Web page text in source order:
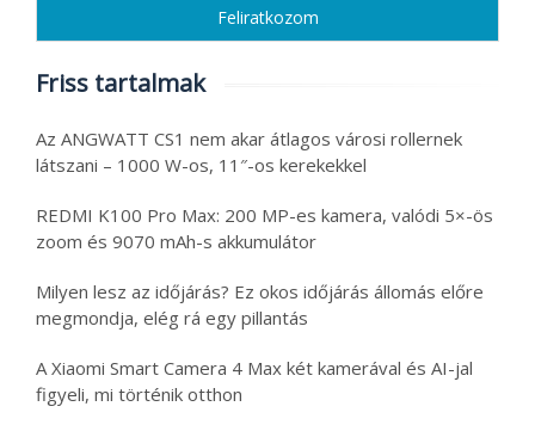
Friss tartalmak
Az ANGWATT CS1 nem akar átlagos városi rollernek
látszani – 1000 W-os, 11″-os kerekekkel
REDMI K100 Pro Max: 200 MP-es kamera, valódi 5×-ös
zoom és 9070 mAh-s akkumulátor
Milyen lesz az időjárás? Ez okos időjárás állomás előre
megmondja, elég rá egy pillantás
A Xiaomi Smart Camera 4 Max két kamerával és AI-jal
figyeli, mi történik otthon